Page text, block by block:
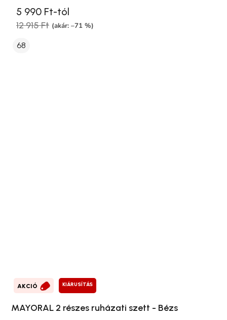
5 990 Ft-tól
12 915 Ft (akár: –71 %)
68
AKCIÓ KIÁRUSÍTÁS
MAYORAL 2 részes ruházati szett - Bézs